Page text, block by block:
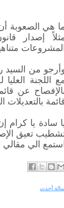
هي الصعوبة
إصدار
المشروعات
من السيد
اللجنة
عن
سادة يا كرام
تعيق
استمع الي
أحدث